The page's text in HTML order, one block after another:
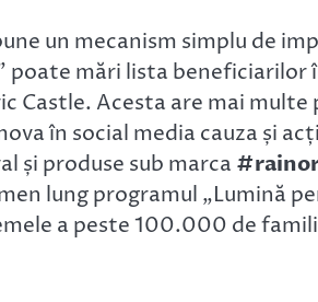
un mecanism simplu de
poate mări lista
Castle. Acesta are mai
în social media cauza și
și produse sub marca
lung programul „Lumină
a peste 100.000 de